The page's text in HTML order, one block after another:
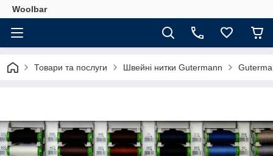
Woolbar
Товари та послуги Швейні нитки Gutermann